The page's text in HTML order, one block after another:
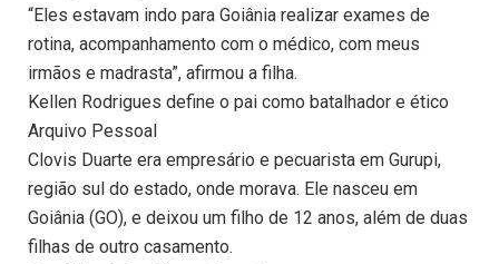
“Eles estavam indo para Goiânia realizar exames de
rotina, acompanhamento com o médico, com meus
irmãos e madrasta”, afirmou a filha.
Kellen Rodrigues define o pai como batalhador e ético
Arquivo Pessoal
Clovis Duarte era empresário e pecuarista em Gurupi,
região sul do estado, onde morava. Ele nasceu em
Goiânia (GO), e deixou um filho de 12 anos, além de duas
filhas de outro casamento.